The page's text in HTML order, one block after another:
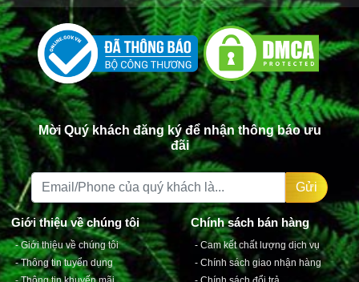
Mời Quý khách đăng ký để nhận thông báo ưu
đãi
Gửi